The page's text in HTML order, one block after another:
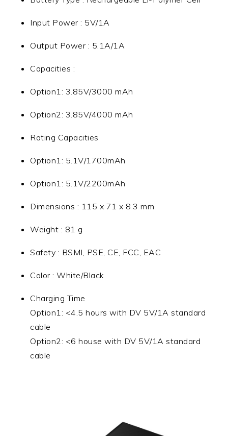
Input Power : 5V/1A
Output Power : 5.1A/1A
Capacities :
Option1: 3.85V/3000 mAh
Option2: 3.85V/4000 mAh
Rating Capacities
Option1: 5.1V/1700mAh
Option1: 5.1V/2200mAh
Dimensions : 115 x 71 x 8.3 mm
Weight : 81 g
Safety : BSMI, PSE, CE, FCC, EAC
Color : White/Black
Charging Time
Option1: <4.5 hours with DV 5V/1A standard
cable
Option2: <6 house with DV 5V/1A standard
cable